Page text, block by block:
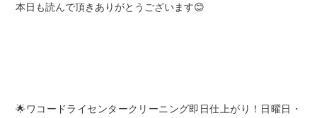
本日も読んで頂きありがとうございます😊
🌟ワコードライセンタークリーニング即日仕上がり！日曜日・